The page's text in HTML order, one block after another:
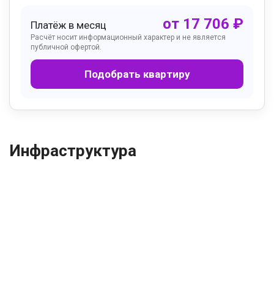
Платёж в месяц от 17 706 ₽
Расчёт носит информационный характер и не является
публичной офертой.
Подобрать квартиру
Инфраструктура